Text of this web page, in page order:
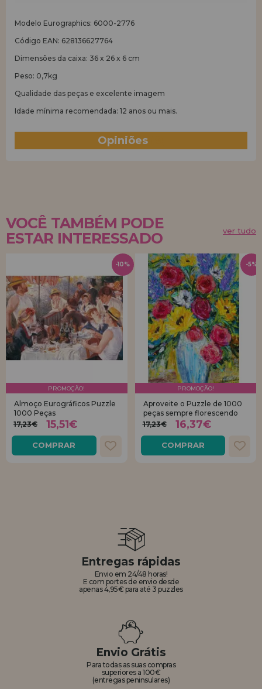
Modelo Eurographics: 6000-2776
Código EAN: 628136627764
Dimensões da caixa: 36 x 26 x 6 cm
Peso: 0,7kg
Qualidade das peças e excelente imagem
Idade mínima recomendada: 12 anos ou mais.
Opiniões
VOCÊ TAMBÉM PODE
ESTAR INTERESSADO
ver tudo
PROMOÇÃO!
Almoço Eurográficos Puzzle
1000 Peças
17,23€
15,51€
COMPRAR
-10%
PROMOÇÃO!
Aproveite o Puzzle de 1000
peças sempre florescendo
17,23€
16,37€
COMPRAR
-5%
Entregas rápidas
Envio em 24/48 horas!
E com portes de envio desde
apenas 4,95€ para até 3 puzzles
Envio Grátis
Para todas as suas compras
superiores a 100€
(entregas peninsulares)